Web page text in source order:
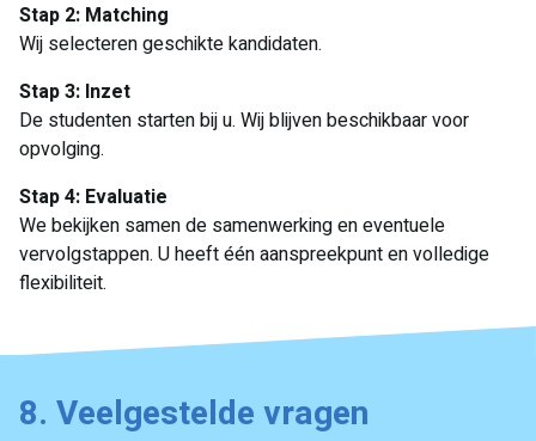
Stap 2: Matching
Wij selecteren geschikte kandidaten.
Stap 3: Inzet
De studenten starten bij u. Wij blijven beschikbaar voor
opvolging.
Stap 4: Evaluatie
We bekijken samen de samenwerking en eventuele
vervolgstappen. U heeft één aanspreekpunt en volledige
flexibiliteit.
8. Veelgestelde vragen